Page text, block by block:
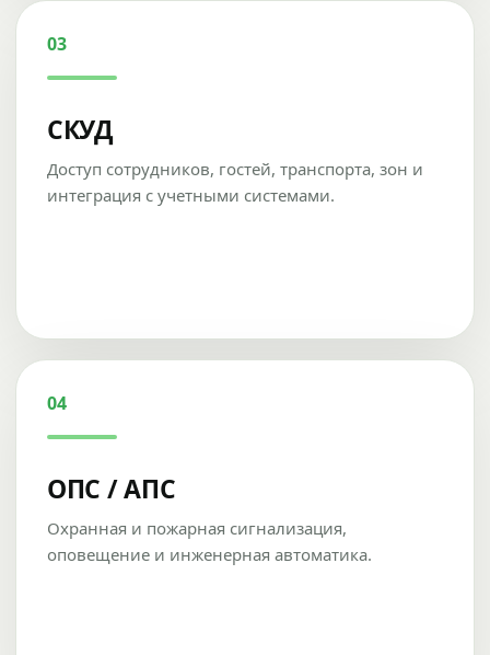
03
СКУД
Доступ сотрудников, гостей, транспорта, зон и
интеграция с учетными системами.
04
ОПС / АПС
Охранная и пожарная сигнализация,
оповещение и инженерная автоматика.